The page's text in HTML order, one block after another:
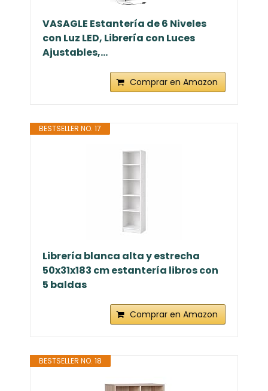
VASAGLE Estantería de 6 Niveles
con Luz LED, Librería con Luces
Ajustables,...
Comprar en Amazon
BESTSELLER NO. 17
Librería blanca alta y estrecha
50x31x183 cm estantería libros con
5 baldas
Comprar en Amazon
BESTSELLER NO. 18